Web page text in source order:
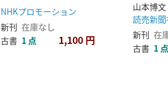
NHKプロモーション
新刊 在庫なし
古書 1 点 1,100 円
山本博
読売新
新刊 在
古書 1 点